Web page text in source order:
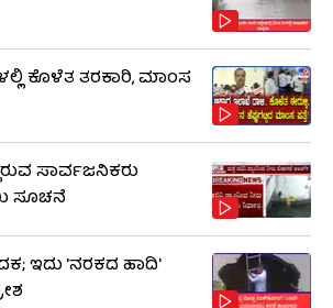
ಕೊಳೆತ ತರಕಾರಿ, ಮಾಂಸ
ಸಾರ್ವಜನಿಕರು
ಸೂಚನೆ
ಇದು 'ನರಕದ ಹಾದಿ'